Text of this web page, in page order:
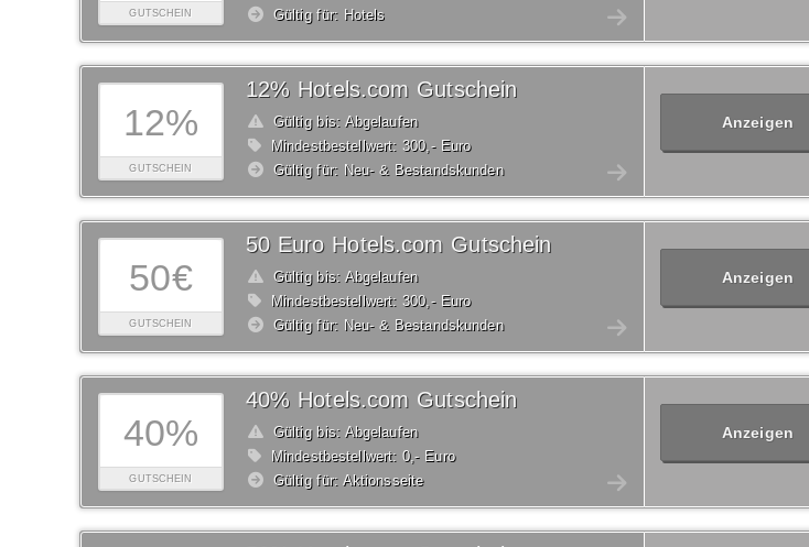
GUTSCHEIN
Gültig für: Hotels
12%
GUTSCHEIN
12% Hotels.com Gutschein
Gültig bis: Abgelaufen
Mindestbestellwert: 300,- Euro
Gültig für: Neu- & Bestandskunden
Anzeigen
50€
GUTSCHEIN
50 Euro Hotels.com Gutschein
Gültig bis: Abgelaufen
Mindestbestellwert: 300,- Euro
Gültig für: Neu- & Bestandskunden
Anzeigen
40%
GUTSCHEIN
40% Hotels.com Gutschein
Gültig bis: Abgelaufen
Mindestbestellwert: 0,- Euro
Gültig für: Aktionsseite
Anzeigen